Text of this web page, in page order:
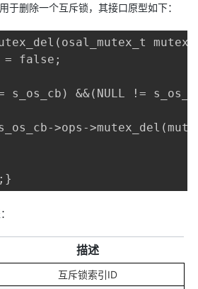
于删除一个互斥锁，其接口原型如下：
false;
&&(NULL !=
>ops-
描述
互斥锁索引ID